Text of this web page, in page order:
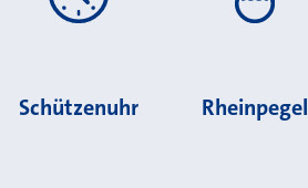
Schützenuhr Rheinpegel